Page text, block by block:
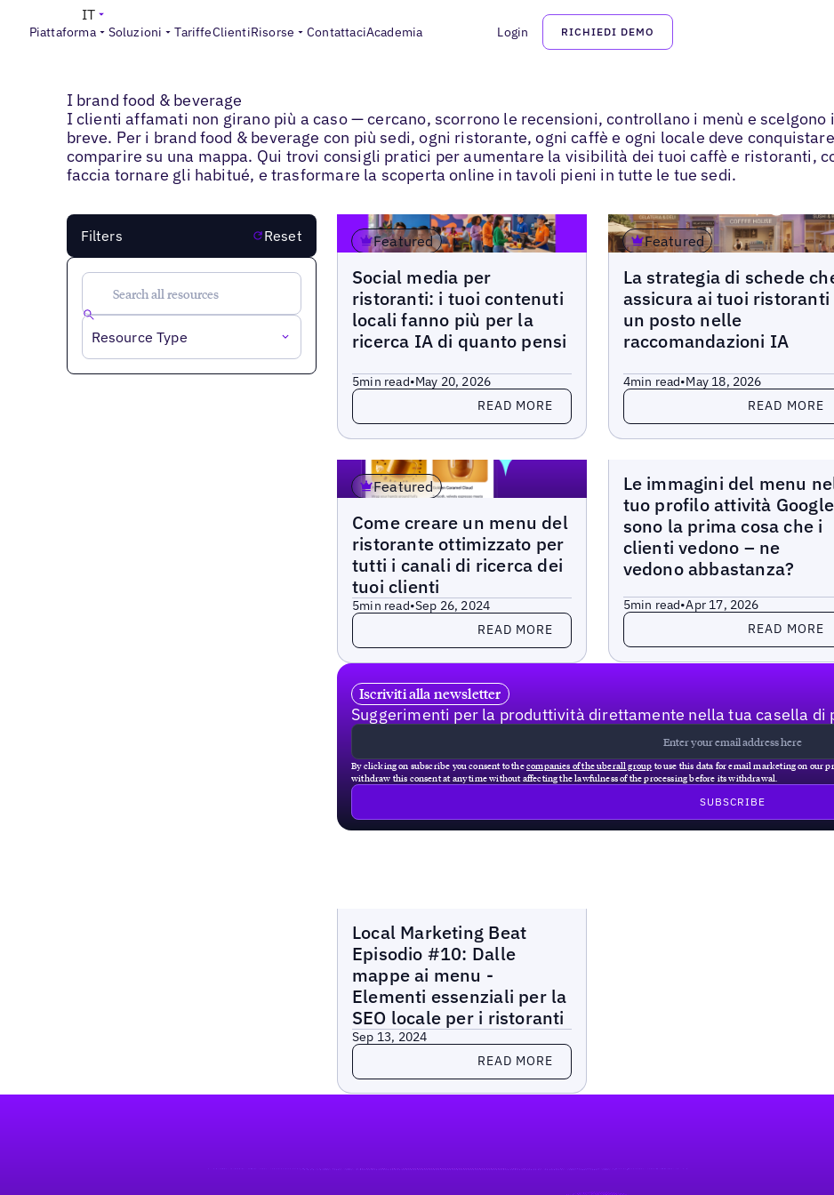
Piattaforma Soluzioni TariffeClientiRisorse ContattaciAcademia Login RICHIEDI DEMO
IT
Blogs >I brand food & beverage
I brand food & beverage
I clienti affamati non girano più a caso — cercano, scorrono le recensioni, controllano i menù e
breve. Per i brand food & beverage con più sedi, ogni ristorante, ogni caffè e ogni locale deve
comparire su una mappa. Qui trovi consigli pratici per aumentare la visibilità dei tuoi caffè e ristoranti,
faccia tornare gli habitué, e trasformare la scoperta online in tavoli pieni in tutte le tue sedi.
Filters Reset
Resource Type
Featured
Social media per
ristoranti: i tuoi contenuti
locali fanno più per la
ricerca IA di quanto pensi
5min read•May 20, 2026
Read more READ MORE
Featured
La strategia di schede
assicura ai tuoi ristoranti
un posto nelle
raccomandazioni IA
4min read•May 18, 2026
Read more READ MORE
Featured
Come creare un menu del
ristorante ottimizzato per
tutti i canali di ricerca dei
tuoi clienti
5min read•Sep 26, 2024
Read more READ MORE
Le immagini del menu
tuo profilo attività Google
sono la prima cosa che i
clienti vedono – ne
vedono abbastanza?
5min read•Apr 17, 2026
Read more READ MORE
Iscriviti alla newsletter
Suggerimenti per la produttività direttamente nella tua casella di
By clicking on subscribe you consent to thecompanies of the uberall group to use this data for email marketing on our
withdraw this consent at any time without affecting the lawfulness of the processing before its withdrawal.
Local Marketing Beat
Episodio #10: Dalle
mappe ai menu -
Elementi essenziali per la
SEO locale per i ristoranti
Sep 13, 2024
Read more READ MORE